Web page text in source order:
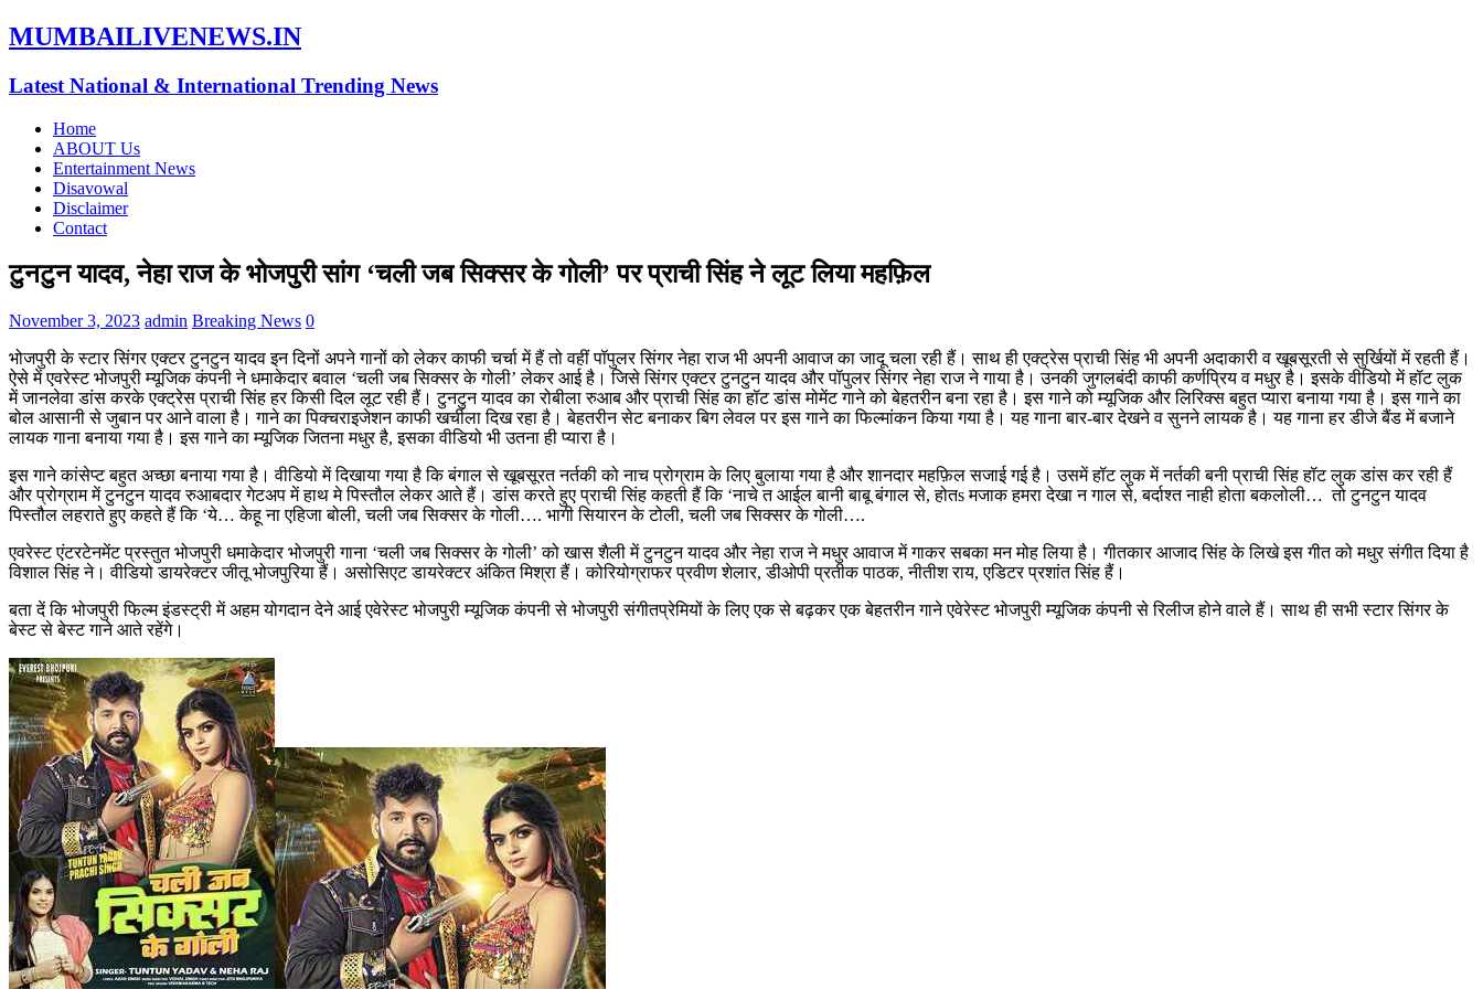
MUMBAILIVENEWS.IN
Latest National & International Trending News
Home
ABOUT Us
Entertainment News
Disavowal
Disclaimer
Contact
टुनटुन यादव, नेहा राज के भोजपुरी सांग ‘चली जब सिक्सर के गोली’ पर प्राची सिंह ने लूट लिया महफ़िल
November 3, 2023 admin Breaking News 0
भोजपुरी के स्टार सिंगर एक्टर टुनटुन यादव इन दिनों अपने गानों को लेकर काफी चर्चा में हैं तो वहीं पॉपुलर सिंगर नेहा राज भी अपनी आवाज का जादू चला रही हैं। साथ ही एक्ट्रेस प्राची सिंह भी अपनी अदाकारी व खूबसूरती से सुर्खियों में रहती हैं।
ऐसे में एवरेस्ट भोजपुरी म्यूजिक कंपनी ने धमाकेदार बवाल ‘चली जब सिक्सर के गोली’ लेकर आई है। जिसे सिंगर एक्टर टुनटुन यादव और पॉपुलर सिंगर नेहा राज ने गाया है। उनकी जुगलबंदी काफी कर्णप्रिय व मधुर है। इसके वीडियो में हॉट लुक
में जानलेवा डांस करके एक्ट्रेस प्राची सिंह हर किसी दिल लूट रही हैं। टुनटुन यादव का रोबीला रुआब और प्राची सिंह का हॉट डांस मोमेंट गाने को बेहतरीन बना रहा है। इस गाने को म्यूजिक और लिरिक्स बहुत प्यारा बनाया गया है। इस गाने का
बोल आसानी से जुबान पर आने वाला है। गाने का पिक्चराइजेशन काफी खर्चीला दिख रहा है। बेहतरीन सेट बनाकर बिग लेवल पर इस गाने का फिल्मांकन किया गया है। यह गाना बार-बार देखने व सुनने लायक है। यह गाना हर डीजे बैंड में बजाने
लायक गाना बनाया गया है। इस गाने का म्यूजिक जितना मधुर है, इसका वीडियो भी उतना ही प्यारा है।
इस गाने कांसेप्ट बहुत अच्छा बनाया गया है। वीडियो में दिखाया गया है कि बंगाल से खूबसूरत नर्तकी को नाच प्रोग्राम के लिए बुलाया गया है और शानदार महफ़िल सजाई गई है। उसमें हॉट लुक में नर्तकी बनी प्राची सिंह हॉट लुक डांस कर रही हैं
और प्रोग्राम में टुनटुन यादव रुआबदार गेटअप में हाथ मे पिस्तौल लेकर आते हैं। डांस करते हुए प्राची सिंह कहती हैं कि ‘नाचे त आईल बानी बाबू बंगाल से, होतs मजाक हमरा देखा न गाल से, बर्दाश्त नाही होता बकलोली… तो टुनटुन यादव
पिस्तौल लहराते हुए कहते हैं कि ‘ये… केहू ना एहिजा बोली, चली जब सिक्सर के गोली…. भागी सियारन के टोली, चली जब सिक्सर के गोली….
एवरेस्ट एंटरटेनमेंट प्रस्तुत भोजपुरी धमाकेदार भोजपुरी गाना ‘चली जब सिक्सर के गोली’ को खास शैली में टुनटुन यादव और नेहा राज ने मधुर आवाज में गाकर सबका मन मोह लिया है। गीतकार आजाद सिंह के लिखे इस गीत को मधुर संगीत दिया है
विशाल सिंह ने। वीडियो डायरेक्टर जीतू भोजपुरिया हैं। असोसिएट डायरेक्टर अंकित मिश्रा हैं। कोरियोग्राफर प्रवीण शेलार, डीओपी प्रतीक पाठक, नीतीश राय, एडिटर प्रशांत सिंह हैं।
बता दें कि भोजपुरी फिल्म इंडस्ट्री में अहम योगदान देने आई एवेरेस्ट भोजपुरी म्यूजिक कंपनी से भोजपुरी संगीतप्रेमियों के लिए एक से बढ़कर एक बेहतरीन गाने एवेरेस्ट भोजपुरी म्यूजिक कंपनी से रिलीज होने वाले हैं। साथ ही सभी स्टार सिंगर के
बेस्ट से बेस्ट गाने आते रहेंगे।